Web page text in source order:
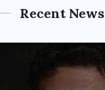
Recent News